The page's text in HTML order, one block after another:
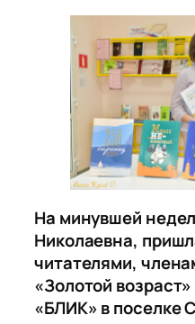
На минувшей
Николаевна,
читателями,
«Золотой
«БЛИК» в поселке